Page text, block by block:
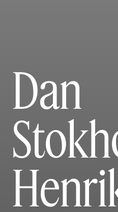
Dan